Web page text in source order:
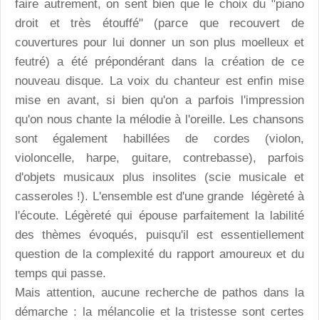
faire autrement, on sent bien que le choix du "piano
droit et très étouffé" (parce que recouvert de
couvertures pour lui donner un son plus moelleux et
feutré) a été prépondérant dans la création de ce
nouveau disque. La voix du chanteur est enfin mise
mise en avant, si bien qu'on a parfois l'impression
qu'on nous chante la mélodie à l'oreille. Les chansons
sont également habillées de cordes (violon,
violoncelle, harpe, guitare, contrebasse), parfois
d'objets musicaux plus insolites (scie musicale et
casseroles !). L'ensemble est d'une grande légèreté à
l'écoute. Légèreté qui épouse parfaitement la labilité
des thèmes évoqués, puisqu'il est essentiellement
question de la complexité du rapport amoureux et du
temps qui passe.
Mais attention, aucune recherche de pathos dans la
démarche : la mélancolie et la tristesse sont certes